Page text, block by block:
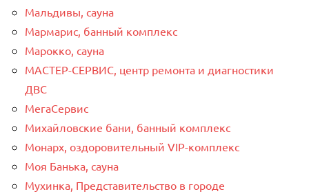
Мальдивы, сауна
Мармарис, банный комплекс
Марокко, сауна
МАСТЕР-СЕРВИС, центр ремонта и диагностики
ДВС
МегаСервис
Михайловские бани, банный комплекс
Монарх, оздоровительный VIP-комплекс
Моя Банька, сауна
Мухинка, Представительство в городе